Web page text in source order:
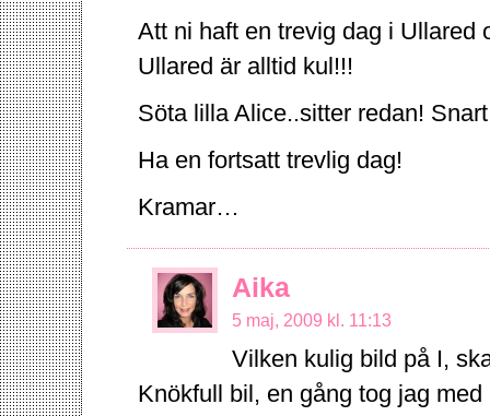
Att ni haft en trevig dag i Ullared
Ullared är alltid kul!!!
Söta lilla Alice..sitter redan!
Ha en fortsatt trevlig dag!
Kramar…
Aika
5 maj, 2009 kl. 11:13
Vilken kulig bild på I,
Knökfull bil, en gång tog jag